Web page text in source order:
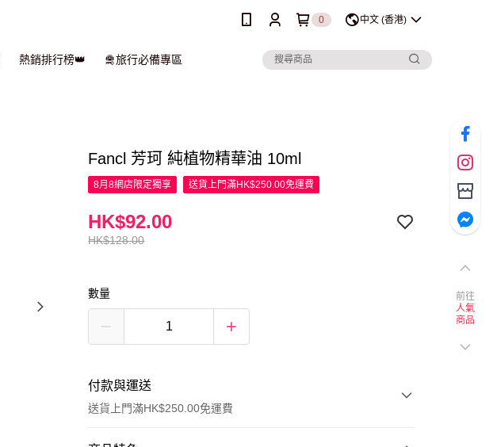
0 中文 (香港)
熱銷排行榜👑 🛅旅行必備專區
Fancl 芳珂 純植物精華油 10ml
8月8網店限定獨享 送貨上門滿HK$250.00免運費
HK$128.00
HK$92.00
數量
付款與運送
送貨上門滿HK$250.00免運費
前往
人氣
商品